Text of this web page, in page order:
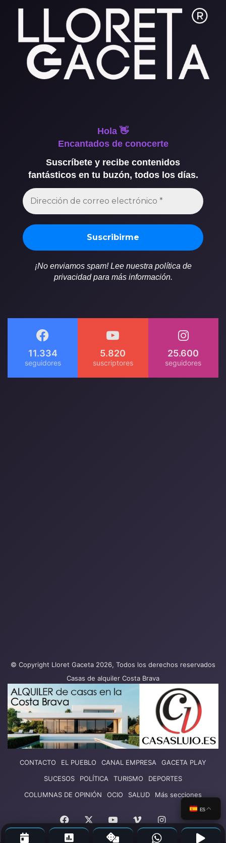
Hola 👋
Encantados de conocerte
Suscríbete y recibe contenidos
fantásticos en tu buzón, todos los días.
¡No enviamos spam! Lee nuestra política de
privacidad para más información.
11.334 5.820 25.600
© Copyright Lloret Gaceta 2026, Todos los derechos reservados
Casas de alquiler Costa Brava
CONTACTO EL PUEBLO CANAL EMPRESA
GACETA PLAY
SUCESOS
POLÍTICA TURISMO
DEPORTES
COLUMNAS DE OPINIÓN
OCIO SALUD Más secciones
Facebook YouTubeVimeoInstagram
ES